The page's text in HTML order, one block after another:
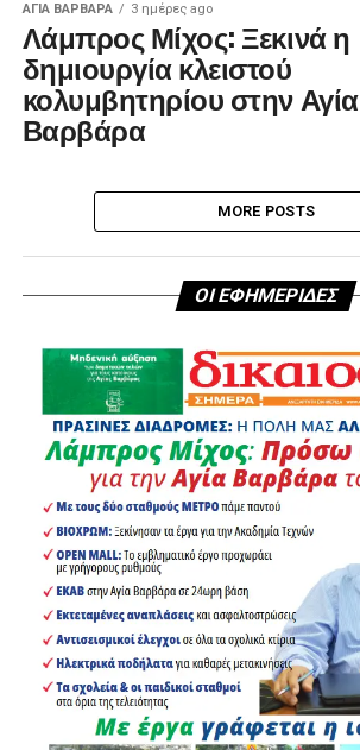
ΑΓΙΑ ΒΑΡΒΑΡΑ 3 ημέρες ago
Λάμπρος Μίχος: Ξεκινά η
δημιουργία κλειστού
κολυμβητηρίου στην Αγία
Βαρβάρα
MORE POSTS
ΟΙ ΕΦΗΜΕΡΙΔΕΣ